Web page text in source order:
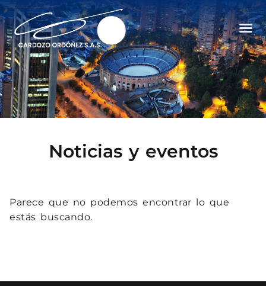
Noticias y eventos
Parece que no podemos encontrar lo que
estás buscando.